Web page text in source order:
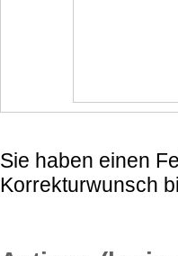
Sie haben einen
Korrekturwunsch